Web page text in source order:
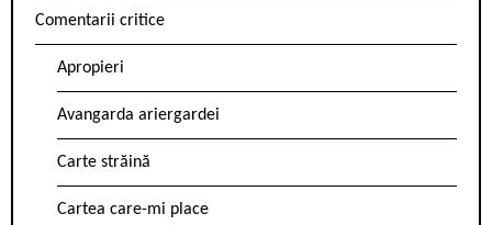
Comentarii critice
Apropieri
Avangarda ariergardei
Carte străină
Cartea care-mi place